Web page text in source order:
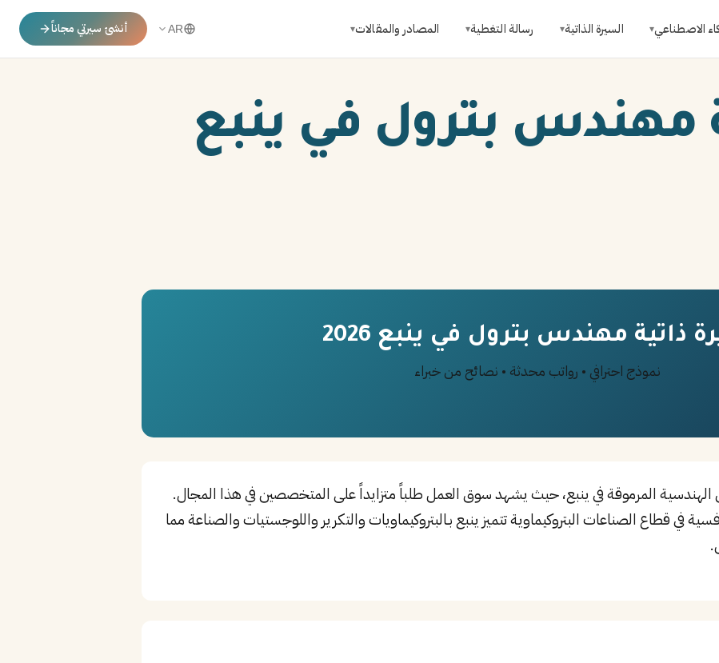
الاصطناعي▾ السيرة الذاتية▾ رسالة التغطية▾ المصادر والمقالات▾
AR أنشئ سيرتي مجاناً
مهندس بترول في ينبع
ذاتية مهندس بترول في ينبع 2026
نموذج احترافي • رواتب محدثة • نصائح من خبراء
المرموقة في ينبع، حيث يشهد سوق العمل طلباً متزايداً على المتخصصين في هذا المجال.
في قطاع الصناعات البتروكيماوية تتميز ينبع بـالبتروكيماويات والتكرير واللوجستيات والصناعة مما